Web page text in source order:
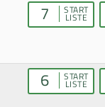
7 START
LISTE
6 START
LISTE